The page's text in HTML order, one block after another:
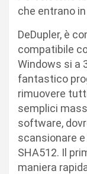
che entrano
DeDupler, è
compatibile
Windows si a
fantastico
rimuovere
semplici
software,
scansionare
SHA512. Il
maniera